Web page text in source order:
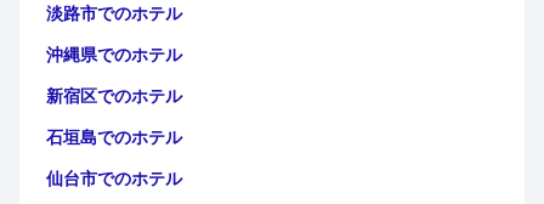
淡路市でのホテル
沖縄県でのホテル
新宿区でのホテル
石垣島でのホテル
仙台市でのホテル